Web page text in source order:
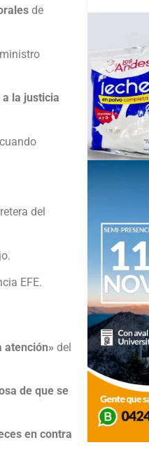
de
la justicia
del
EFE.
atención» del
de que se
en contra